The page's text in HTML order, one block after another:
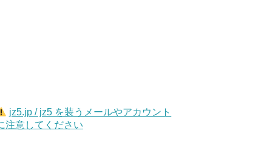
jz5.jp / jz5 を装うメールやアカウント
注意してください